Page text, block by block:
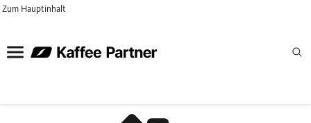
Zum Hauptinhalt